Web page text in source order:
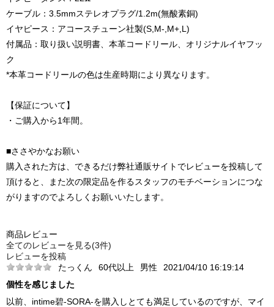
ケーブル：3.5mmステレオプラグ/1.2m(無酸素銅)
イヤピース：アコースチューン社製(S,M-,M+,L)
付属品：取り扱い説明書、本革コードリール、オリジナルイヤフッ
ク
*本革コードリールの色は生産時期により異なります。
【保証について】
・ご購入から1年間。
■ささやかなお願い
購入された方は、できるだけ弊社通販サイトでレビューを投稿して
頂けると、また次の限定品を作るスタッフのモチベーションにつな
がりますのでよろしくお願いいたします。
商品レビュー
全てのレビューを見る(3件)
レビューを投稿
たっくん
60代以上 男性
2021/04/10 16:19:14
個性を感じました
以前、intime碧-SORA-を購入しとても満足しているのですが、マイ